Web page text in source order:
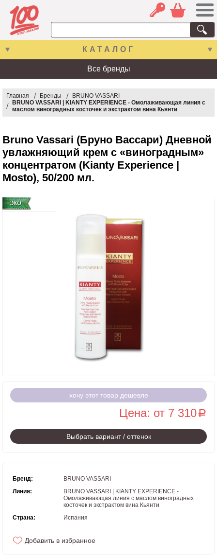
КАТАЛОГ
Все бренды
Главная Бренды
BRUNO VASSARI
BRUNO VASSARI | KIANTY EXPERIENCE - Омолаживающая линия с
маслом виноградных косточек и экстрактом вина Кьянти
Bruno Vassari (Бруно Вассари) Дневной
увлажняющий крем с «виноградным»
концентратом (Kianty Experience |
Mosto), 50/200 мл.
хочу этот товар дешевле
Цена: от 7 310a
Выбрать вариант / оттенок
Бренд:
BRUNO VASSARI
Линия:
BRUNO VASSARI | KIANTY EXPERIENCE -
Омолаживающая линия с маслом виноградных
косточек и экстрактом вина Кьянти
Страна:
Испания
Добавить в избранное